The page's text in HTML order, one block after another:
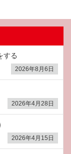
する
2026年8月6日
2026年4月28日
2026年4月15日